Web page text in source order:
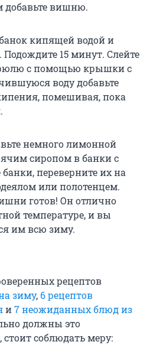
добавьте вишню.
кипящей водой и
15 минут. Слейте
с помощью крышки с
воду добавьте
помешивая, пока
немного лимонной
сиропом в банки с
переверните их на
или полотенцем.
готов! Он отлично
температуре, и вы
им всю зиму.
рецептов
зиму, 6 рецептов
и7 неожиданных блюд из
должны это
соблюдать меру: